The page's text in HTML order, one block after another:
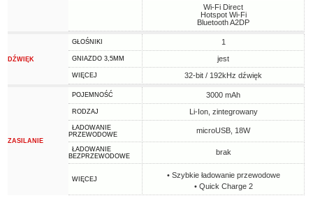
Wi-Fi Direct
Hotspot Wi-Fi
Bluetooth A2DP
DŹWIĘK
GŁOŚNIKI 1
GNIAZDO 3,5MM jest
WIĘCEJ 32-bit / 192kHz dźwięk
ZASILANIE
POJEMNOŚĆ 3000 mAh
RODZAJ Li-Ion, zintegrowany
ŁADOWANIE
PRZEWODOWE
microUSB, 18W
ŁADOWANIE
BEZPRZEWODOWE
brak
WIĘCEJ
• Szybkie ładowanie przewodowe
• Quick Charge 2